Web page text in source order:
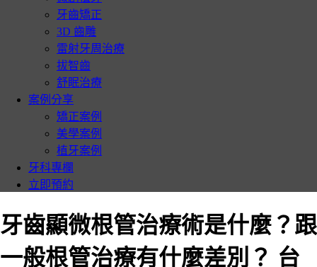
牙齒矯正
3D 齒雕
雷射牙周治療
拔智齒
舒眠治療
案例分享
矯正案例
美學案例
植牙案例
牙科專欄
立即預約
牙齒顯微根管治療術是什麼？跟
一般根管治療有什麼差別？ 台